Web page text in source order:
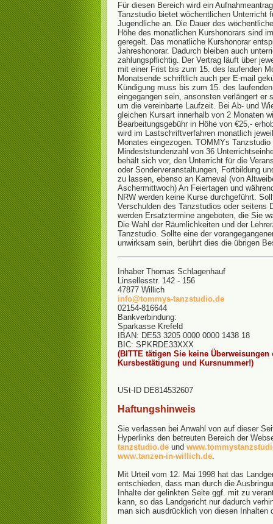
Für diesen Bereich wird ein
Tanzstudio bietet wöchentlichen Unterricht
Jugendliche an. Die Dauer des
Höhe des monatlichen Kurshonorars sind
geregelt. Das monatliche Kurshonorar
Jahreshonorar. Dadurch bleiben auch
zahlungspflichtig. Der Vertrag läuft über
mit einer Frist bis zum 15. des laufenden
Monatsende schriftlich auch per E-mail
Kündigung muss bis zum 15. des
eingegangen sein, ansonsten verlängert er
um die vereinbarte Laufzeit. Bei Ab- und
gleichen Kursart innerhalb von 2 Monaten
Bearbeitungsgebühr in Höhe von €25,-
wird im Lastschriftverfahren monatlich
Monates eingezogen. TOMMYs Tanzstudio
Mindeststundenzahl von 36
behält sich vor, den Unterricht für die
oder Sonderveranstaltungen, Fortbildung
zu lassen, ebenso an Karneval (von
Aschermittwoch) An Feiertagen und
NRW werden keine Kurse durchgeführt.
Verschulden des Tanzstudios oder seitens
werden Ersatztermine angeboten, die Sie
Die Wahl der Räumlichkeiten und der
Tanzstudio. Sollte eine der
unwirksam sein, berührt dies die übrigen
Inhaber Thomas Schlagenhauf
Linsellesstr. 142 - 156
47877 Willich
info@tommys-tanzstudio.de
02154-816644
Bankverbindung:
Sparkasse Krefeld
IBAN: DE53 3205 0000 0000 1438 18
BIC: SPKRDE33XXX
(BITTE tätigen Sie keine Überweisungen
Kursbestätigung und Kursnummer!)
USt-ID DE814532607
Haftungshinweis
Sie verlassen bei Anwahl von auf dieser
Hyperlinks den betreuten Bereich der
tanzstudio.de und
www.tanzen-in-willich.de.
Mit Urteil vom 12. Mai 1998 hat das
entschieden, dass man durch die
Inhalte der gelinkten Seite ggf. mit zu
kann, so das Landgericht nur dadurch
man sich ausdrücklich von diesen Inhalten